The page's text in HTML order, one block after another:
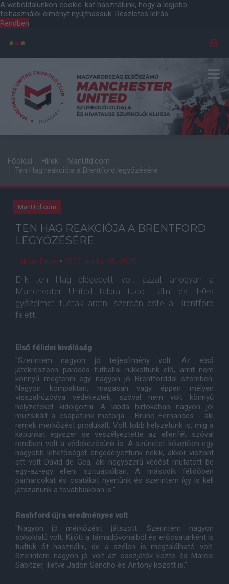
A weboldalunkon cookie-kat használunk, hogy a legjobb
felhasználói élményt nyújthassuk. Részletes leírás
Rendben
Főoldal Hírek
ManUtd.com
Ten Hag reakciója a Brentford legyőzésére
ManUtd.com
TEN HAG REAKCIÓJA A BRENTFORD
LEGYŐZÉSÉRE
Lakner Péter • 2023. április. 06. 08:20
Erik ten Hag elégedett volt azzal, ahogyan a
Manchester United talpra tudott állni és 1-0-s
győzelmet tudtak aratni szerdán este a Brentford
felett.
Első félidei kiválóság
"Szerintem nagyon jó teljesítmény volt. Az első
játékrészben parádés futballal rukkoltunk elő, amit nem
könnyű megtenni egy nagyon jó Brentforddal szemben.
Nagyon kompaktan, magasan vagy éppen mélyen
visszahúzódva védekeztek, szóval nem volt könnyű
helyzeteket kidolgozni. A labda birtokában nagyon jól
muzsikált a csapatunk motorja - Bruno Fernandes - aki
remek mérkőzést produkált. Volt több helyzetünk is, míg a
kapunkat egyszer se veszélyeztette az ellenfél, szóval
rendben volt a védekezésünk is. A szünetet követően egy
nagyobb lehetőséget engedélyeztünk nekik, akkor viszont
ott volt David de Gea, aki nagyszerű védést mutatott be
egy-az-egy elleni szituációban. A második félidőben
párharcokat és csatákat nyertünk és szerintem így is kell
játszanunk a továbbiakban is."
Rashford újra eredményes volt
"Nagyon jó mérkőzést játszott. Szerintem nagyon
sokoldalú volt. Kijött a támadóvonalból és erőcsatárként is
tudtuk őt használni, de a szélen is megtalálható volt.
Szerintem nagyon jó volt az összjáték közte és Marcel
Sabitzer, illetve Jadon Sancho és Antony között is."